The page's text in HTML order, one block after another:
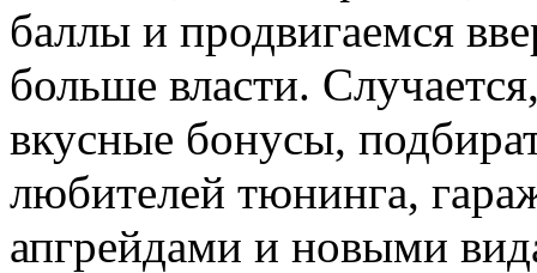
баллы и продвигаемся
больше власти.
вкусные бонусы,
любителей тюнинга,
апгрейдами и новыми